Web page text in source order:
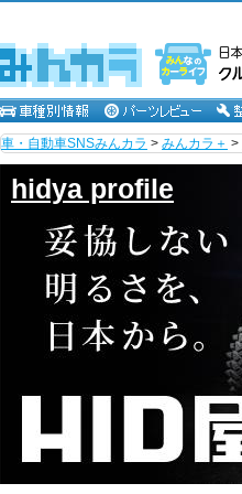
車・自動車SNSみんカラ > みんカラ＋ >
hidya profile